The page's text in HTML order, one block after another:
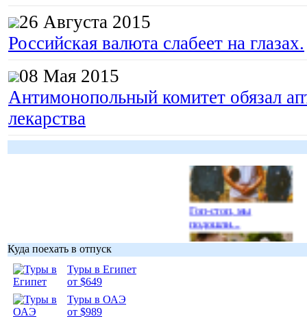
26 Августа 2015
Российская валюта слабеет на глазах.
08 Мая 2015
Антимонопольный комитет обязал
лекарства
Гоп-стоп, мы
подошли...
Куда поехать в отпуск
Туры в Египет
от $649
Туры в ОАЭ
от $989